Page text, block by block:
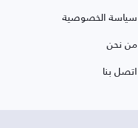
سياسة الخصوصية
من نحن
اتصل بنا